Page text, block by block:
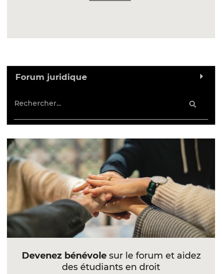
Forum juridique
Devenez bénévolesur le forum et aidez
des étudiants en droit